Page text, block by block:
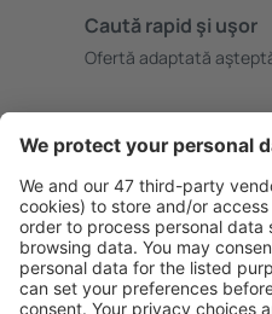
Caută rapid şi uşor
Ofertă adaptată
Rezervare fără griji cu
Economiseşte mai
Prețuri atractive și
conectați.